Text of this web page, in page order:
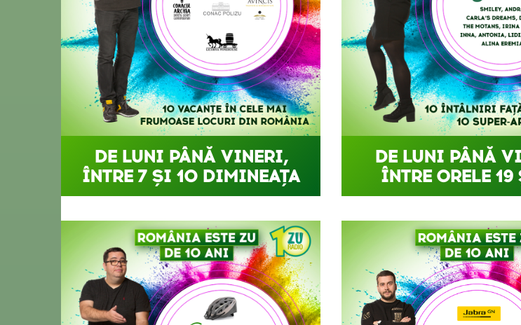
DE LUNI PÂNĂ VINERI,
ÎNTRE 7 ȘI 10 DIMINEAȚA
DE LUNI PÂNĂ
ÎNTRE ORELE